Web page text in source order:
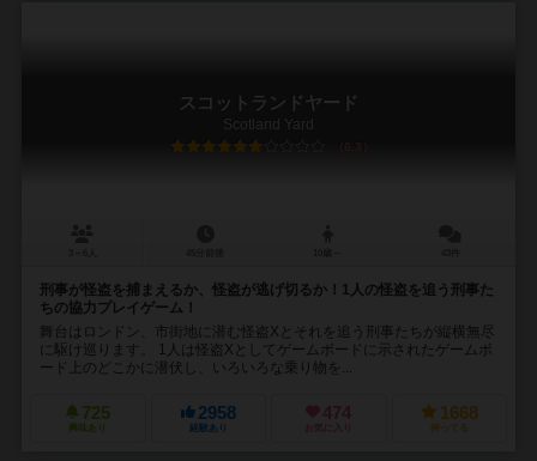
スコットランドヤード
Scotland Yard
6.3
刑事が怪盗を捕まえるか、怪盗が逃げ切るか！1人の怪盗を追う刑事た
ちの協力プレイゲーム！
舞台はロンドン、市街地に潜む怪盗Xとそれを追う刑事たちが縦横無尽
に駆け巡ります。 1人は怪盗Xとしてゲームボードに示されたゲームボ
ード上のどこかに潜伏し、いろいろな乗り物を...
725
興味あり
2958
経験あり
474
お気に入り
1668
持ってる